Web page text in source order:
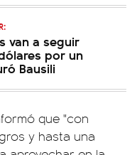
van a seguir
por un
Bausili
que "con
y hasta una